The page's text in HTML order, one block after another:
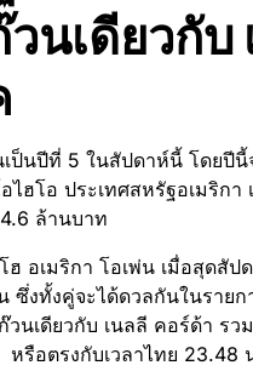
นเดียวกับ
ป็นปีที่ 5 ในสัปดาห์นี้ โดยปี
ฮโอ ประเทศสหรัฐอเมริกา
ล้านบาท
อเมริกา โอเพ่น เมื่อสุดสั
ซึ่งทั้งคู่จะได้ดวลกันในราย
นเดียวกับ เนลลี คอร์ด้า รว
รือตรงกับเวลาไทย 23.48